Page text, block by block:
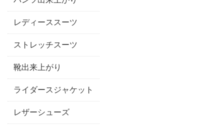
レディーススーツ
ストレッチスーツ
靴出来上がり
ライダースジャケット
レザーシューズ